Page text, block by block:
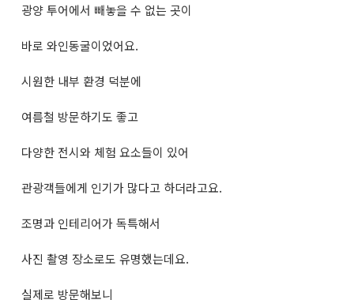
광양 투어에서 빼놓을 수 없는 곳이
바로 와인동굴이었어요.
시원한 내부 환경 덕분에
여름철 방문하기도 좋고
다양한 전시와 체험 요소들이 있어
관광객들에게 인기가 많다고 하더라고요.
조명과 인테리어가 독특해서
사진 촬영 장소로도 유명했는데요.
실제로 방문해보니